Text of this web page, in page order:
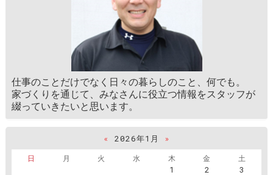
仕事のことだけでなく日々の暮らしのこと、何でも。
家づくりを通じて、みなさんに役立つ情報をスタッフが
綴っていきたいと思います。
« 2026年1月
»
日
月 火 水 木 金
土
1
2
3